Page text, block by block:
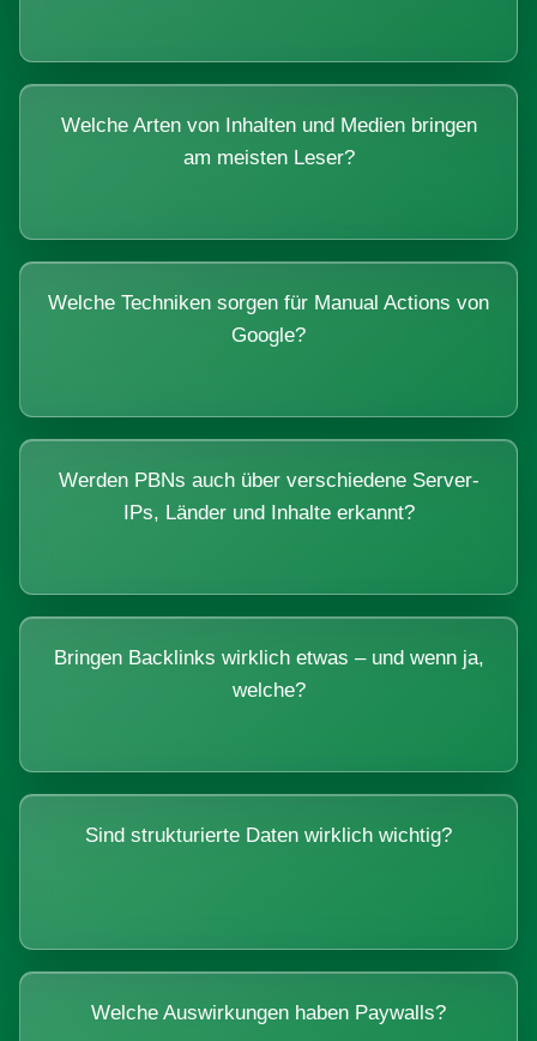
Welche Arten von Inhalten und Medien bringen
am meisten Leser?
Welche Techniken sorgen für Manual Actions von
Google?
Werden PBNs auch über verschiedene Server-
IPs, Länder und Inhalte erkannt?
Bringen Backlinks wirklich etwas – und wenn ja,
welche?
Sind strukturierte Daten wirklich wichtig?
Welche Auswirkungen haben Paywalls?